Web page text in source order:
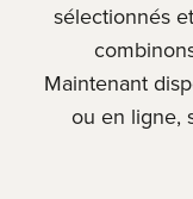
sélectionnés
Maintenant
ou en ligne,